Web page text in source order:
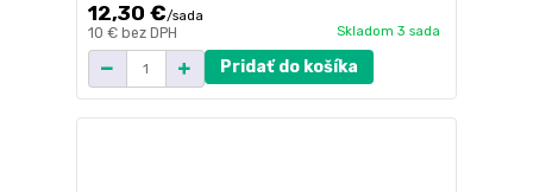
12,30 €/sada
10 € bez DPH Skladom 3 sada
Pridať do košíka